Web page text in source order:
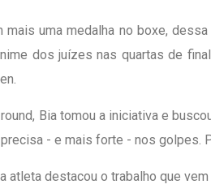
mais uma medalha no boxe,
dos juízes nas quartas de
Bia tomou a iniciativa e
- e mais forte - nos golpes.
atleta destacou o trabalho que